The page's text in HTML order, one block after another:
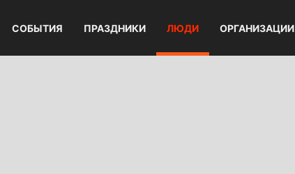
СОБЫТИЯ ПРАЗДНИКИ ЛЮДИ ОРГАНИЗАЦИИ